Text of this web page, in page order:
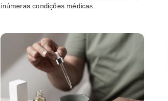
inúmeras condições médicas.